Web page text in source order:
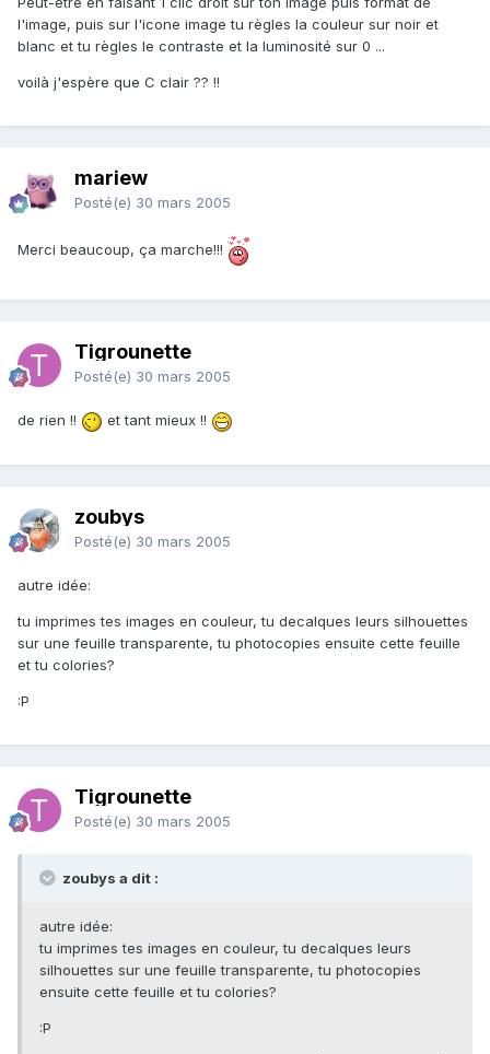
l'image, puis sur l'icone image tu règles la couleur sur noir et
blanc et tu règles le contraste et la luminosité sur 0 ...
voilà j'espère que C clair ?? !!
mariew
Posté(e) 30 mars 2005
Merci beaucoup, ça marche!!!
Tigrounette
Posté(e) 30 mars 2005
de rien !! et tant mieux !!
zoubys
Posté(e) 30 mars 2005
autre idée:
tu imprimes tes images en couleur, tu decalques leurs silhouettes
sur une feuille transparente, tu photocopies ensuite cette feuille
et tu colories?
:P
Tigrounette
Posté(e) 30 mars 2005
zoubys a dit :
autre idée:
tu imprimes tes images en couleur, tu decalques leurs
silhouettes sur une feuille transparente, tu photocopies
ensuite cette feuille et tu colories?
:P